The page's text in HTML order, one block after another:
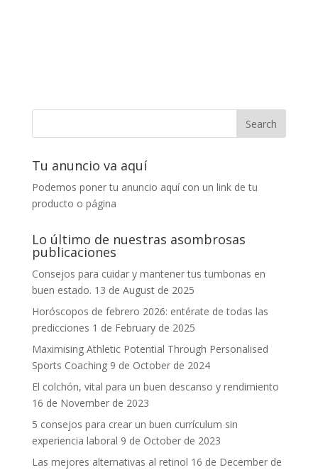
Tu anuncio va aquí
Podemos poner tu anuncio aquí con un link de tu
producto o página
Lo último de nuestras asombrosas
publicaciones
Consejos para cuidar y mantener tus tumbonas en
buen estado. 13 de August de 2025
Horóscopos de febrero 2026: entérate de todas las
predicciones 1 de February de 2025
Maximising Athletic Potential Through Personalised
Sports Coaching 9 de October de 2024
El colchón, vital para un buen descanso y rendimiento
16 de November de 2023
5 consejos para crear un buen currículum sin
experiencia laboral 9 de October de 2023
Las mejores alternativas al retinol 16 de December de